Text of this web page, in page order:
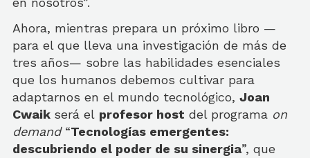
Ahora, mientras prepara un próximo libro —
para el que lleva una investigación de más de
tres años— sobre las habilidades esenciales
que los humanos debemos cultivar para
adaptarnos en el mundo tecnológico, Joan
Cwaik será el profesor host del programa on
demand“Tecnologías emergentes:
descubriendo el poder de su sinergia”, que